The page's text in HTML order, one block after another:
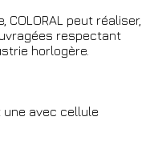
peut réaliser,
respectant
horlogère.
une avec cellule